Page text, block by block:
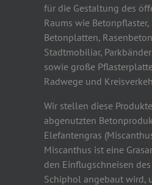
für die Gestaltung des
Raums wie
Betonplatten,
Stadtmobiliar,
sowie große
Radwege und
Wir stellen diese
abgenutzten
Elefantengras
Miscanthus ist eine
den Einflugschneisen
Schiphol angebaut wird,